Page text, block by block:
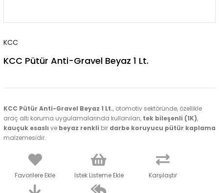
KCC
KCC Pütür Anti-Gravel Beyaz 1 Lt.
KCC Pütür Anti-Gravel Beyaz 1 Lt., otomotiv sektöründe, özellikle
araç altı koruma uygulamalarında kullanılan, tek bileşenli (1K),
kauçuk esaslı ve beyaz renkli bir darbe koruyucu pütür kaplama
malzemesidir.
Favorilere Ekle İstek Listeme Ekle Karşılaştır